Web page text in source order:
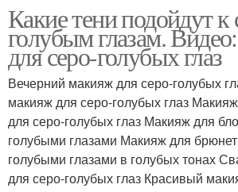
Какие тени подойдут к
голубым глазам.
для серо-голубых глаз
Вечерний макияж для серо-голубых
макияж для серо-голубых глаз
для серо-голубых глаз Макияж для
голубыми глазами Макияж для
голубыми глазами в голубых тонах
для серо-голубых глаз Красивый